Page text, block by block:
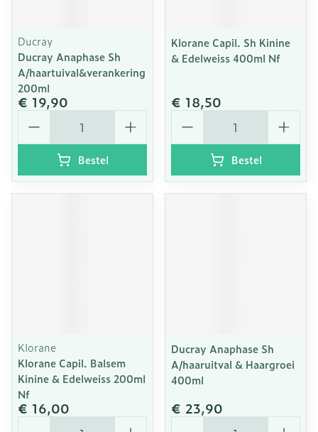
Ducray
Ducray Anaphase Sh
A/haartuival&verankering
200ml
€ 19,90
Aantal
Bestel
Klorane Capil. Sh Kinine
& Edelweiss 400ml Nf
€ 18,50
Aantal
Bestel
Klorane
Klorane Capil. Balsem
Kinine & Edelweiss 200ml
Nf
€ 16,00
Aantal
Ducray Anaphase Sh
A/haaruitval & Haargroei
400ml
€ 23,90
Aantal